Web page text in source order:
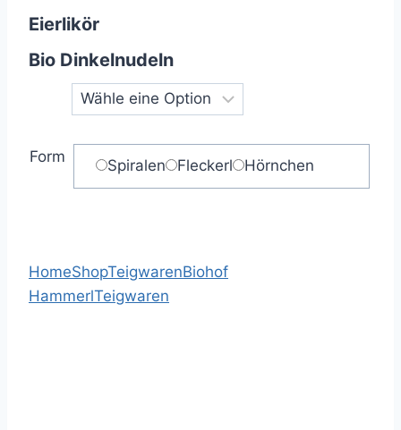
Eierlikör
Bio Dinkelnudeln
Form
Spiralen Fleckerl Hörnchen
HomeShopTeigwarenBiohof
HammerlTeigwaren